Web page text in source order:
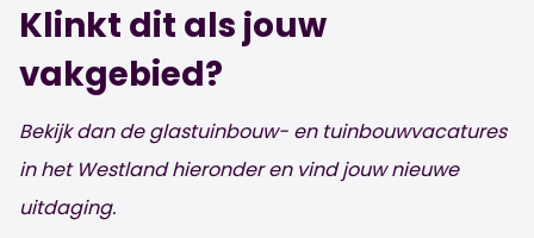
Klinkt dit als jouw
vakgebied?
Bekijk dan de glastuinbouw- en tuinbouwvacatures
in het Westland hieronder en vind jouw nieuwe
uitdaging.